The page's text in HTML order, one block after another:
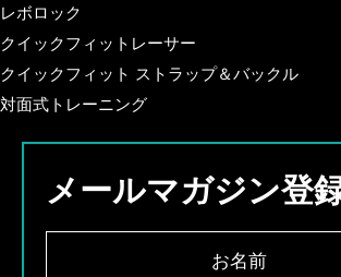
レボロック
クイックフィットレーサー
クイックフィット ストラップ＆バックル
対面式トレーニング
メールマガジン登